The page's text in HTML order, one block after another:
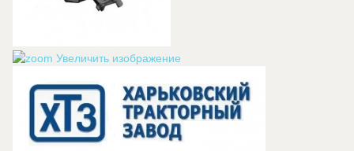
Увеличить изображение